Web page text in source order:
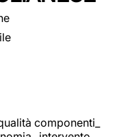
componenti_